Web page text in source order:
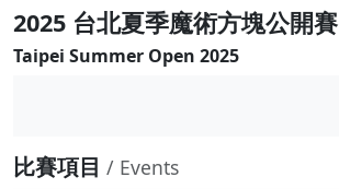
2025 台北夏季魔術方塊公開賽
Taipei Summer Open 2025
比賽項目 / Events